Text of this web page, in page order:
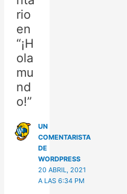
rio
en
“¡H
ola
mu
nd
o!”
UN
COMENTARISTA
DE
WORDPRESS
20 ABRIL, 2021
A LAS 6:34 PM